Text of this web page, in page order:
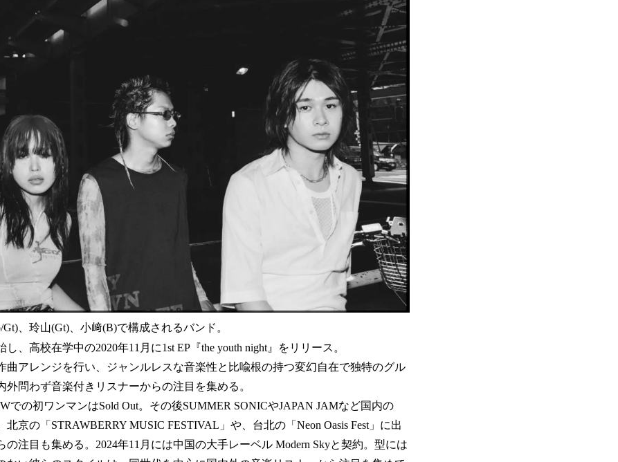
、玲山(Gt)、小﨑(B)で構成されるバンド。
、高校在学中の2020年11月に1st EP『the youth night』をリリース。
曲アレンジを行い、ジャンルレスな音楽性と比喩根の持つ変幻自在で独特のグル
外問わず音楽付きリスナーからの注目を集める。
での初ワンマンはSold Out。その後SUMMER SONICやJAPAN JAMなど国内の
京の「STRAWBERRY MUSIC FESTIVAL」や、台北の「Neon Oasis Fest」に出
の注目も集める。2024年11月には中国の大手レーベル Modern Skyと契約。型には